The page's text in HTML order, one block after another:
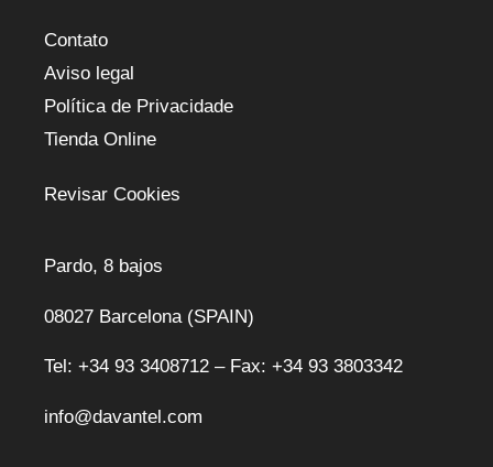
Contato
Aviso legal
Política de Privacidade
Tienda Online
Revisar Cookies
Pardo, 8 bajos
08027 Barcelona (SPAIN)
Tel: +34 93 3408712 – Fax: +34 93 3803342
info@davantel.com